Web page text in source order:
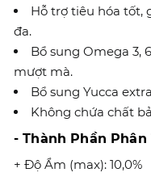
Hỗ trợ tiêu hóa tốt,
đa.
Bổ sung Omega 3,
mượt mà.
Bổ sung Yucca
Không chứa chất
- Thành Phần Phân
+ Độ Ẩm (max): 10,0%